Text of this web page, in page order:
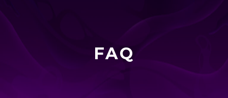
FAQ